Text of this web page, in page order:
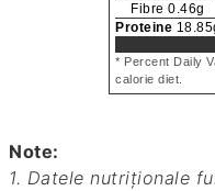
Fibre 0.46g
Proteine 18.85
* Percent Daily
calorie diet.
Note:
1. Datele nutriționale furnizate la unele rețete sunt